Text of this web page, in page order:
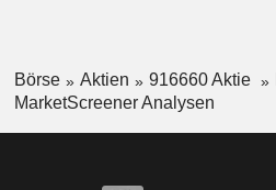
Börse Aktien 916660 Aktie
MarketScreener Analysen